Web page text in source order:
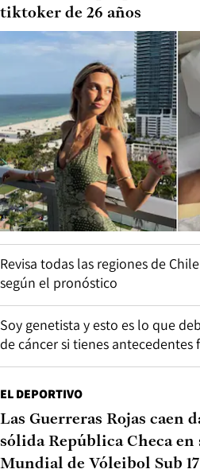
tiktoker de 26 años
Revisa todas las regiones de
según el pronóstico
Soy genetista y esto es lo que
de cáncer si tienes antecedentes
EL DEPORTIVO
Las Guerreras Rojas caen
sólida República Checa en
Mundial de Vóleibol Sub 17